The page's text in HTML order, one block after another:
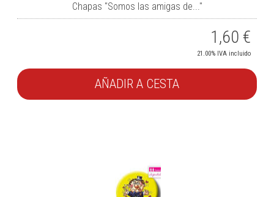
Chapas "Somos las amigas de..."
1,60 €
21.00% IVA incluido
AÑADIR A CESTA